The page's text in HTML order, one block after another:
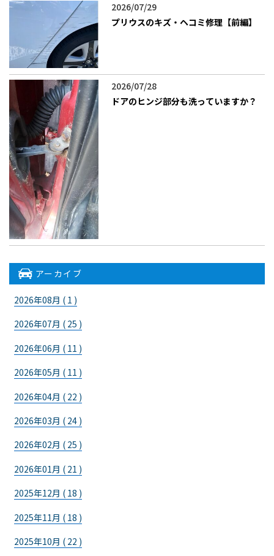
2026/07/29
プリウスのキズ・ヘコミ修理【前編】
2026/07/28
ドアのヒンジ部分も洗っていますか？
アーカイブ
2026年08月 ( 1 )
2026年07月 ( 25 )
2026年06月 ( 11 )
2026年05月 ( 11 )
2026年04月 ( 22 )
2026年03月 ( 24 )
2026年02月 ( 25 )
2026年01月 ( 21 )
2025年12月 ( 18 )
2025年11月 ( 18 )
2025年10月 ( 22 )